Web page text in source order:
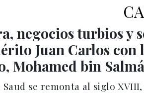
negocios turbios y
Juan Carlos con
Mohamed bin
Saud se remonta al siglo